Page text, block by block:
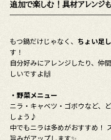
追加で楽しむ！具材アレンジ
もつ鍋だけじゃなく、 ちょい足
す！
自分好みにアレンジしたり、仲
しいですよ🙌
・野菜メニュー
ニラ・キャベツ・ゴボウなど、
しょう♪
中でもニラは多めがおすすめ！
旨みがアップします✨